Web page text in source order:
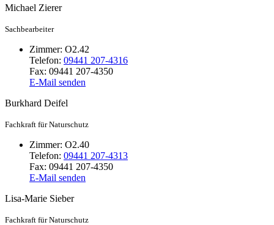
Michael Zierer
Sachbearbeiter
Zimmer: O2.42
Telefon: 09441 207-4316
Fax: 09441 207-4350
E-Mail senden
Burkhard Deifel
Fachkraft für Naturschutz
Zimmer: O2.40
Telefon: 09441 207-4313
Fax: 09441 207-4350
E-Mail senden
Lisa-Marie Sieber
Fachkraft für Naturschutz